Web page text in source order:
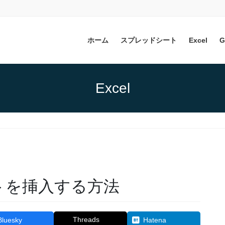
ホーム スプレッドシート Excel
Excel
挿入する方法
Threads Hatena